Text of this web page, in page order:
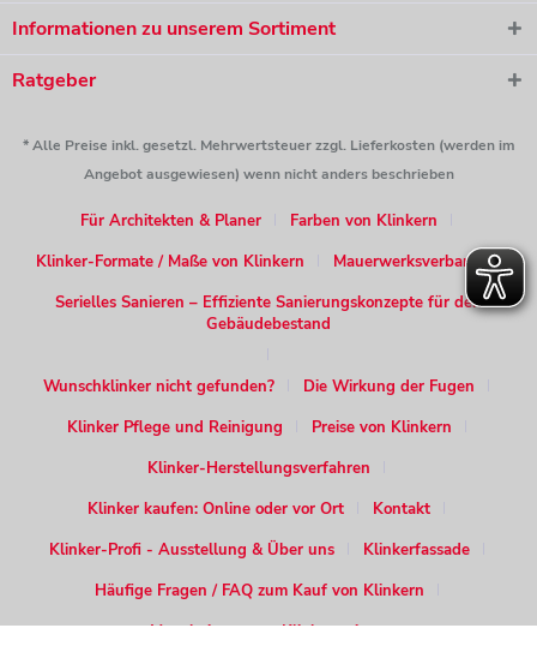
Anfrage absenden
Informationen zu unserem Sortiment
Ratgeber
* Alle Preise inkl. gesetzl. Mehrwertsteuer zzgl. Lieferkosten (werden im
Angebot ausgewiesen) wenn nicht anders beschrieben
Für Architekten & Planer
Farben von Klinkern
Klinker-Formate / Maße von Klinkern
Mauerwerksverband
Serielles Sanieren – Effiziente Sanierungskonzepte für den
Gebäudebestand
Wunschklinker nicht gefunden?
Die Wirkung der Fugen
Klinker Pflege und Reinigung
Preise von Klinkern
Klinker-Herstellungsverfahren
Klinker kaufen: Online oder vor Ort
Kontakt
Klinker-Profi - Ausstellung & Über uns
Klinkerfassade
Häufige Fragen / FAQ zum Kauf von Klinkern
Verarbeitung von Klinkersteinen